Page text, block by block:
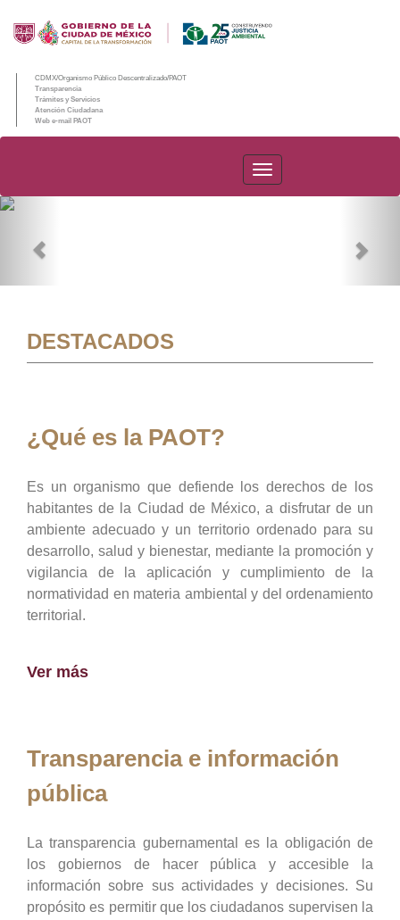
CDMX/Organismo Público Descentralizado/PAOT
Transparencia
Trámites y Servicios
Atención Ciudadana
Web e-mail PAOT
PAOT
DESTACADOS
¿Qué es la PAOT?
Es un organismo que defiende los derechos de los
habitantes de la Ciudad de México, a disfrutar de un
ambiente adecuado y un territorio ordenado para su
desarrollo, salud y bienestar, mediante la promoción y
vigilancia de la aplicación y cumplimiento de la
normatividad en materia ambiental y del ordenamiento
territorial.
Ver más
Transparencia e información
pública
La transparencia gubernamental es la obligación de
los gobiernos de hacer pública y accesible la
información sobre sus actividades y decisiones. Su
propósito es permitir que los ciudadanos supervisen la